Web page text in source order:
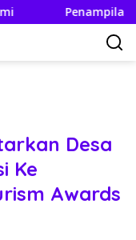
Penampilan dan
Desa
Ke
Awards